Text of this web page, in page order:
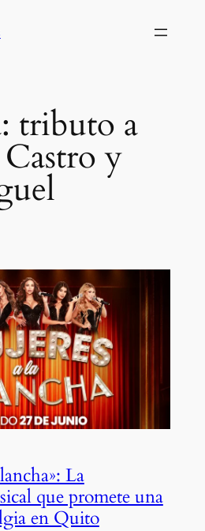
tributo a
y
La
que promete una
en Quito